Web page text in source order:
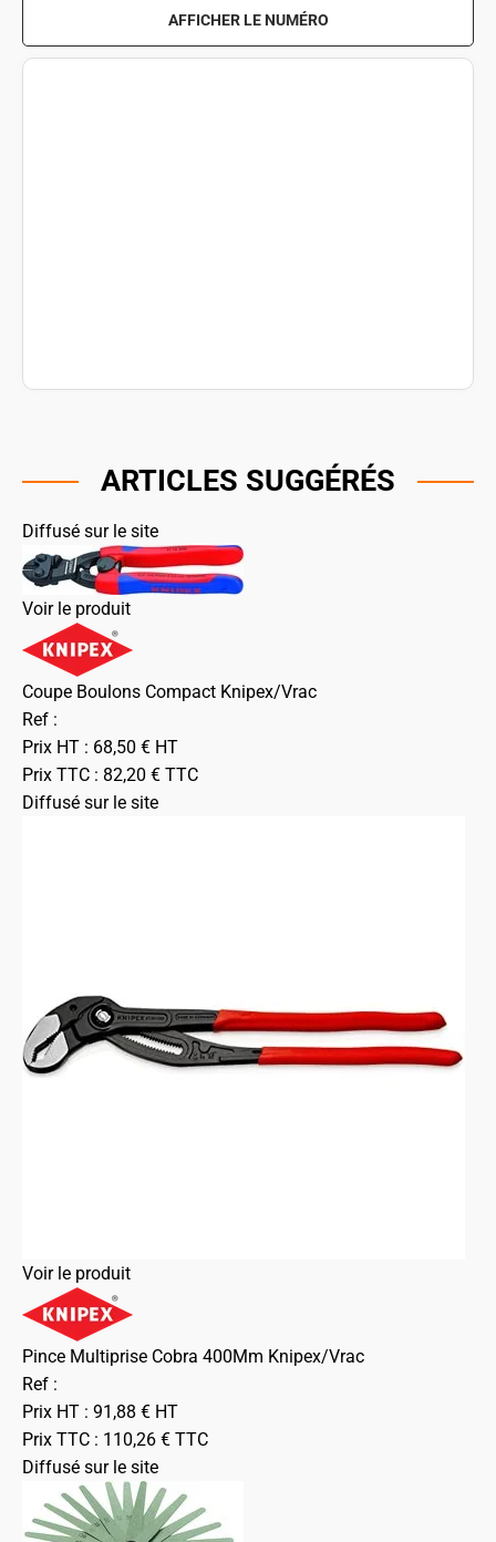
AFFICHER LE NUMÉRO
ARTICLES SUGGÉRÉS
Diffusé sur le site
Voir le produit
Coupe Boulons Compact Knipex/Vrac
Ref :
Prix HT : 68,50 € HT
Prix TTC : 82,20 € TTC
Diffusé sur le site
Voir le produit
Pince Multiprise Cobra 400Mm Knipex/Vrac
Ref :
Prix HT : 91,88 € HT
Prix TTC : 110,26 € TTC
Diffusé sur le site